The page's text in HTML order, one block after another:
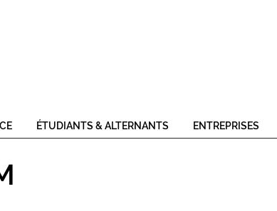
ÉTUDIANTS & ALTERNANTS ENTREPRISES